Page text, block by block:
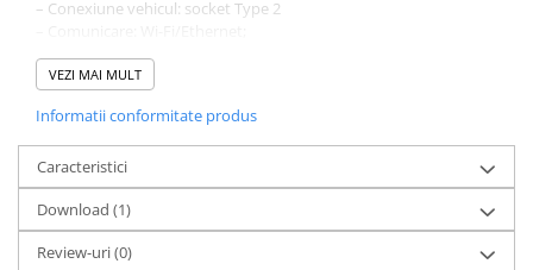
– Conexiune vehicul: socket Type 2
– Informatii: Led WRBG, Aplicatie;
– Autentificare: RFID (ISO-14443-A), Aplicatie, Bluetooth;
– Moduri de lucru: Incarcare normala, Incarcare programata,
Preferă putere PV;
– Temperatura de lucru: –35°C la +45°C;
– Dimensiuni: (IxLxA): 335 x 180 x 145 mm;
– Greutate: 3 kg;
– Protectie: IP54;
– Consum in standby: <6 W.
VEZI MAI MULT
Informatii conformitate produs
Caracteristici
Download (1)
Review-uri(0)